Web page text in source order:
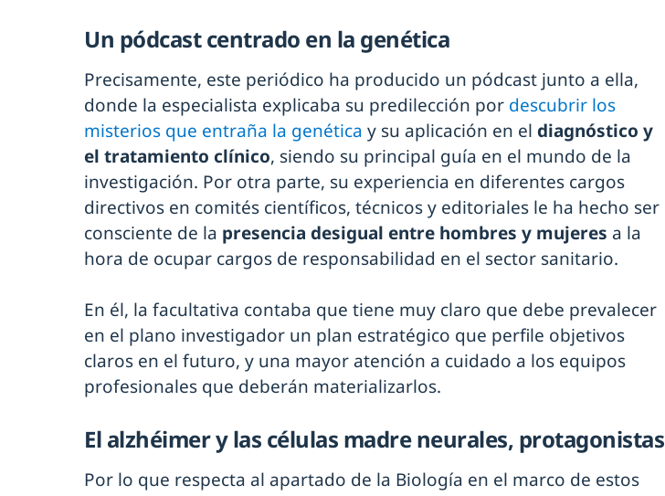
Un pódcast centrado en la genética
Precisamente, este periódico ha producido un pódcast junto a ella,
donde la especialista explicaba su predilección por descubrir los
misterios que entraña la genética y su aplicación en el diagnóstico y
el tratamiento clínico, siendo su principal guía en el mundo de la
investigación. Por otra parte, su experiencia en diferentes cargos
directivos en comités científicos, técnicos y editoriales le ha hecho ser
consciente de la presencia desigual entre hombres y mujeres a la
hora de ocupar cargos de responsabilidad en el sector sanitario.
En él, la facultativa contaba que tiene muy claro que debe prevalecer
en el plano investigador un plan estratégico que perfile objetivos
claros en el futuro, y una mayor atención a cuidado a los equipos
profesionales que deberán materializarlos.
El alzhéimer y las células madre neurales, protagonistas
Por lo que respecta al apartado de la Biología en el marco de estos